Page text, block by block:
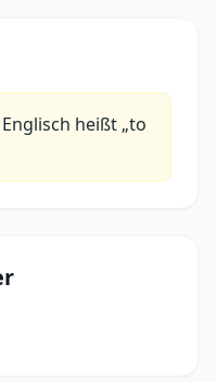
heißt „to